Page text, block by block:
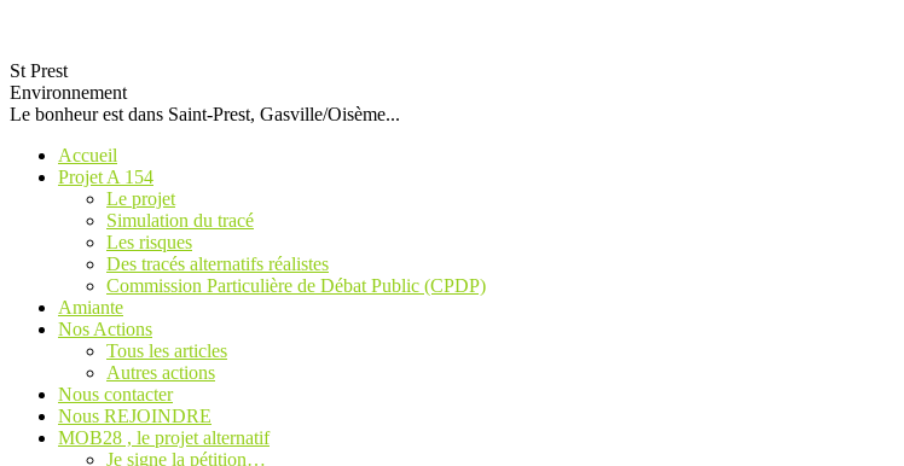
St Prest
Environnement
Le bonheur est dans Saint-Prest, Gasville/Oisème...
Accueil
Projet A 154
Le projet
Simulation du tracé
Les risques
Des tracés alternatifs réalistes
Commission Particulière de Débat Public (CPDP)
Amiante
Nos Actions
Tous les articles
Autres actions
Nous contacter
Nous REJOINDRE
MOB28 , le projet alternatif
Je signe la pétition…